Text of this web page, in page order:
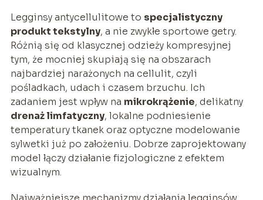
Legginsy antycellulitowe to specjalistyczny
produkt tekstylny, a nie zwykłe sportowe getry.
Różnią się od klasycznej odzieży kompresyjnej
tym, że mocniej skupiają się na obszarach
najbardziej narażonych na cellulit, czyli
pośladkach, udach i czasem brzuchu. Ich
zadaniem jest wpływ na mikrokrążenie, delikatny
drenaż limfatyczny, lokalne podniesienie
temperatury tkanek oraz optyczne modelowanie
sylwetki już po założeniu. Dobrze zaprojektowany
model łączy działanie fizjologiczne z efektem
wizualnym.